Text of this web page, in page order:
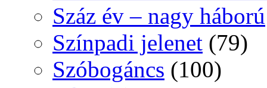
Száz év – nagy háború
Színpadi jelenet (79)
Szóbogáncs (100)